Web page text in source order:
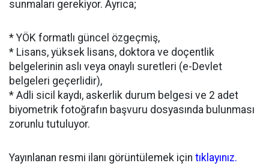
sunmaları gerekiyor. Ayrıca;
* YÖK formatlı güncel özgeçmiş,
* Lisans, yüksek lisans, doktora ve doçentlik
belgelerinin aslı veya onaylı suretleri (e-Devlet
belgeleri geçerlidir),
* Adli sicil kaydı, askerlik durum belgesi ve 2 adet
biyometrik fotoğrafın başvuru dosyasında bulunması
zorunlu tutuluyor.
Yayınlanan resmi ilanı görüntülemek için tıklayınız.